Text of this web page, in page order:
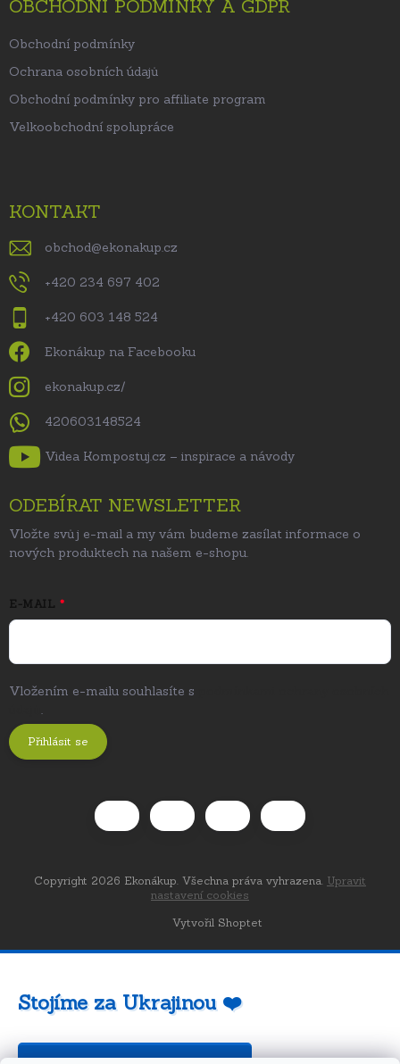
OBCHODNÍ PODMÍNKY A GDPR
Obchodní podmínky
Ochrana osobních údajů
Obchodní podmínky pro affiliate program
Velkoobchodní spolupráce
KONTAKT
obchod@ekonakup.cz
+420 234 697 402
+420 603 148 524
Ekonákup na Facebooku
ekonakup.cz/
420603148524
Videa Kompostuj.cz – inspirace a návody
ODEBÍRAT NEWSLETTER
Vložte svůj e-mail a my vám budeme zasílat informace o
nových produktech na našem e-shopu.
E-MAIL
Vložením e-mailu souhlasíte s
.
Přihlásit se
Vytvořil Shoptet
Copyright 2026 Ekonákup. Všechna práva vyhrazena. Upravit
nastavení cookies
Stojíme za Ukrajinou ❤️